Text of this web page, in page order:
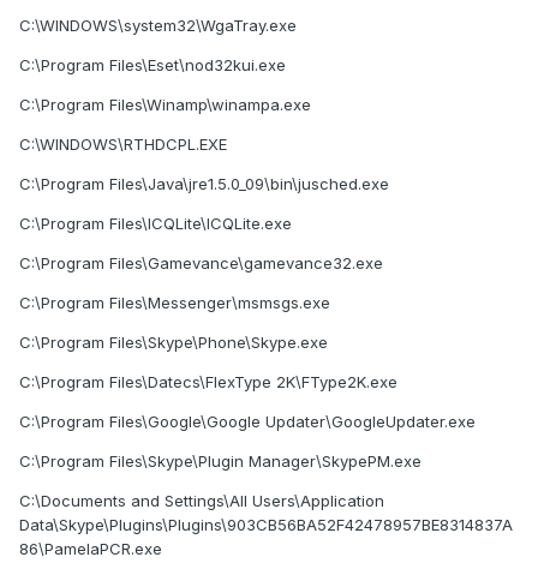
C:\WINDOWS\system32\WgaTray.exe
C:\Program Files\Eset\nod32kui.exe
C:\Program Files\Winamp\winampa.exe
C:\WINDOWS\RTHDCPL.EXE
C:\Program Files\Java\jre1.5.0_09\bin\jusched.exe
C:\Program Files\ICQLite\ICQLite.exe
C:\Program Files\Gamevance\gamevance32.exe
C:\Program Files\Messenger\msmsgs.exe
C:\Program Files\Skype\Phone\Skype.exe
C:\Program Files\Datecs\FlexType 2K\FType2K.exe
C:\Program Files\Google\Google Updater\GoogleUpdater.exe
C:\Program Files\Skype\Plugin Manager\SkypePM.exe
C:\Documents and Settings\All Users\Application
Data\Skype\Plugins\Plugins\903CB56BA52F42478957BE8314837A
86\PamelaPCR.exe